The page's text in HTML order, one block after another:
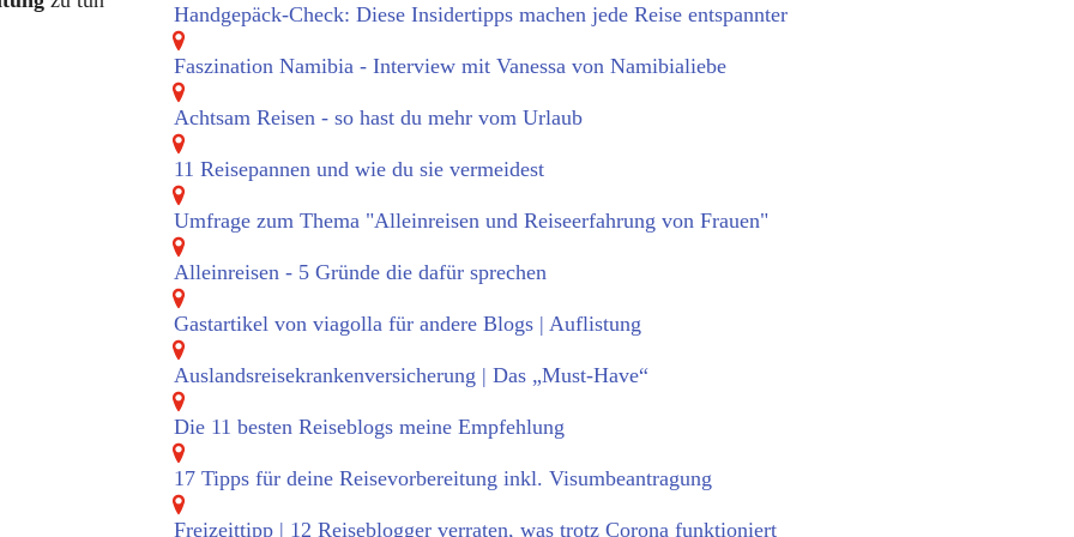
Handgepäck-Check: Diese Insidertipps machen jede Reise entspannter
Faszination Namibia - Interview mit Vanessa von Namibialiebe
Achtsam Reisen - so hast du mehr vom Urlaub
11 Reisepannen und wie du sie vermeidest
Umfrage zum Thema "Alleinreisen und Reiseerfahrung von Frauen"
Alleinreisen - 5 Gründe die dafür sprechen
Gastartikel von viagolla für andere Blogs | Auflistung
Auslandsreisekrankenversicherung | Das „Must-Have“
Die 11 besten Reiseblogs meine Empfehlung
17 Tipps für deine Reisevorbereitung inkl. Visumbeantragung
Freizeittipp | 12 Reiseblogger verraten, was trotz Corona funktioniert